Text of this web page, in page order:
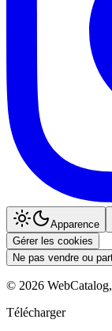
Apparence
Gérer les cookies
Ne pas vendre ou
© 2026
Télécharger